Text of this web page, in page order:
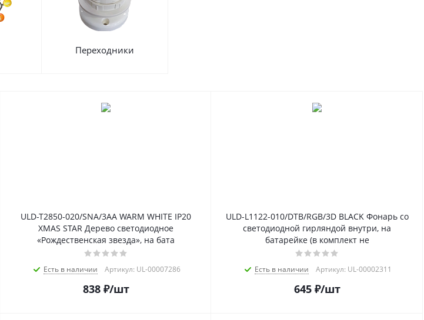
Переходники
ULD-T2850-020/SNA/3AA WARM WHITE IP20
XMAS STAR Дерево светодиодное
«Рождественская звезда», на бата
Есть в наличии Артикул: UL-00007286
838₽/шт
ULD-L1122-010/DTB/RGB/3D BLACK Фонарь со
светодиодной гирляндой внутри, на
батарейке (в комплект не
Есть в наличии Артикул: UL-00002311
645₽/шт